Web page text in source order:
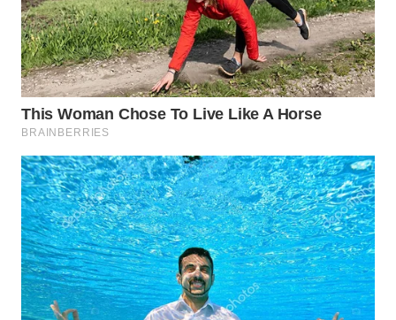
Wahana
Network
KONSUMEN
LISTRIK
MASYARAKAT
KELISTRIKAN
WALINKI
ID
MAWAKA
ID